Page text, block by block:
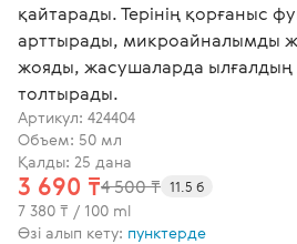
қайтарады. Терінің қорғаныс
арттырады, микроайналымды
жояды, жасушаларда ылғалдың
толтырады.
Артикул: 424404
Объем: 50 мл
Қалды: 25 дана
3 690 ₸4 500 ₸ 11.5 б
7 380 ₸ / 100 ml
Өзі алып кету: пунктерде